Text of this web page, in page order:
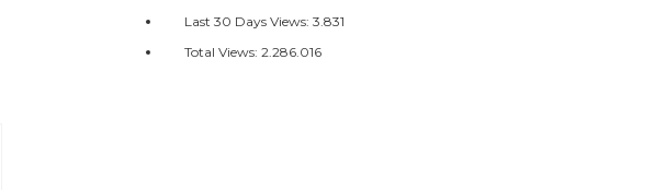
Last 30 Days Views:3.831
Total Views:2.286.016